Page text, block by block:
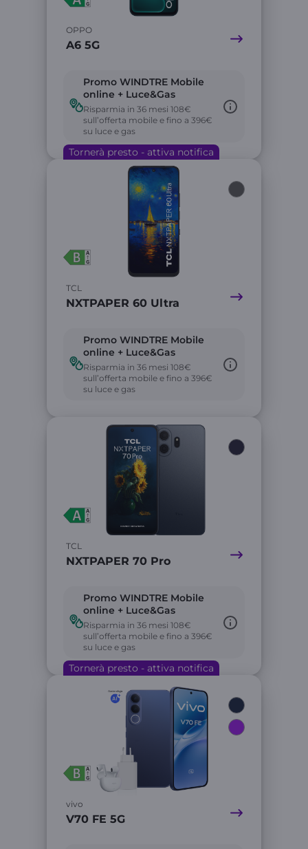
OPPO
A6 5G
Promo WINDTRE Mobile
online + Luce&Gas
Risparmia in 36 mesi 108€
sull’offerta mobile e fino a 396€
su luce e gas
Tornerà presto - attiva notifica
TCL
NXTPAPER 60 Ultra
Promo WINDTRE Mobile
online + Luce&Gas
Risparmia in 36 mesi 108€
sull’offerta mobile e fino a 396€
su luce e gas
Link
TCL
NXTPAPER 70 Pro
Promo WINDTRE Mobile
online + Luce&Gas
Risparmia in 36 mesi 108€
sull’offerta mobile e fino a 396€
su luce e gas
Link
Tornerà presto - attiva notifica
vivo
V70 FE 5G
Link